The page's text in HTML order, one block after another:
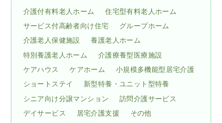
介護付有料老人ホーム
住宅型有料老人ホーム
サービス付高齢者向け住宅
グループホーム
介護老人保健施設
養護老人ホーム
特別養護老人ホーム
介護療養型医療施設
ケアハウス
ケアホーム
小規模多機能型居宅介護
ショートステイ
新型特養・ユニット型特養
シニア向け分譲マンション
訪問介護サービス
デイサービス
居宅介護支援
その他